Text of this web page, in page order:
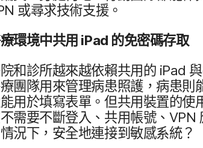
或​尋求​技術​支援。
環境​中共​用 iPad 的​免密​碼存取
和​診所​越來​越​依​賴​共用​的 iPad
團隊​用來​管理​病患​照護，​病患​則​
用於​填寫​表單。​但​共用​裝置​的​使
需要​不斷​登入、​共用​帳號、 VPN
況​下，​安全​地​連接到​敏感​系統？